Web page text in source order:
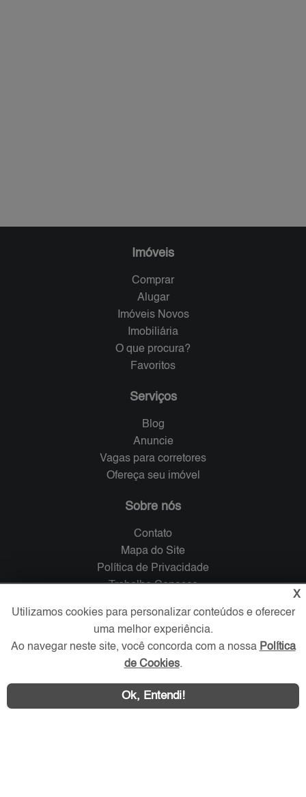
Imóveis
Comprar
Alugar
Imóveis Novos
Imobiliária
O que procura?
Favoritos
Serviços
Blog
Anuncie
Vagas para corretores
Ofereça seu imóvel
Sobre nós
Contato
Mapa do Site
Política de Privacidade
Trabalhe Conosco
Verificada por
Redes Sociais
X
Utilizamos cookies para personalizar conteúdos e oferecer
uma melhor experiência.
Ao navegar neste site, você concorda com a nossa Política
de Cookies.
Ok, Entendi!